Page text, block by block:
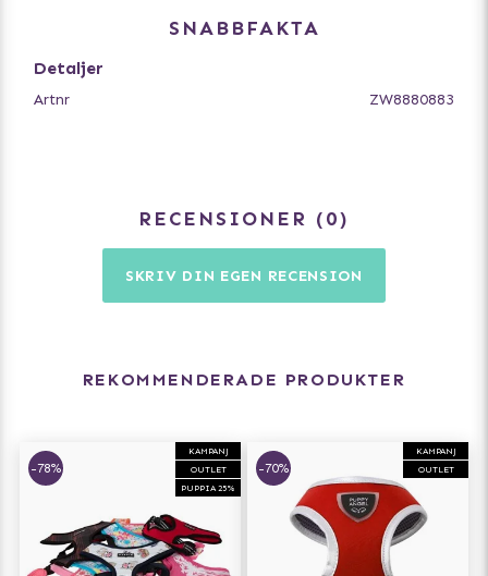
SNABBFAKTA
Detaljer
Artnr ZW8880883
RECENSIONER 0
SKRIV DIN EGEN RECENSION
REKOMMENDERADE PRODUKTER
KAMPANJ
OUTLET
PUPPIA 25%
-78%
KAMPANJ
OUTLET
-70%